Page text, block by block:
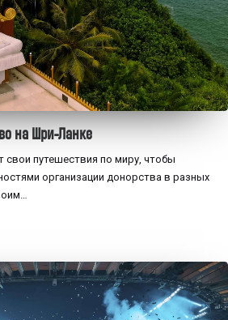
на Шри-Ланке
путешествия по миру, чтобы
организации донорства в разных